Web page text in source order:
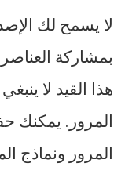
بمشاركة
هذا القيد لا
المرور. يمكنك
المرور ونماذج